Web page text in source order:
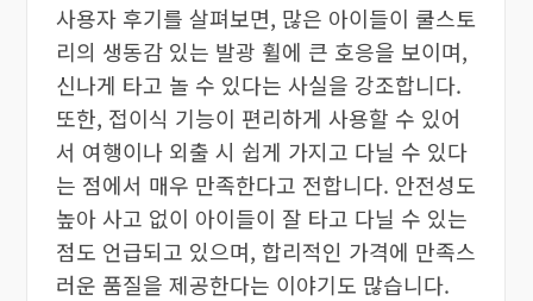
사용자 후기를 살펴보면, 많은 아이들이 쿨스토
리의 생동감 있는 발광 휠에 큰 호응을 보이며,
신나게 타고 놀 수 있다는 사실을 강조합니다.
또한, 접이식 기능이 편리하게 사용할 수 있어
서 여행이나 외출 시 쉽게 가지고 다닐 수 있다
는 점에서 매우 만족한다고 전합니다. 안전성도
높아 사고 없이 아이들이 잘 타고 다닐 수 있는
점도 언급되고 있으며, 합리적인 가격에 만족스
러운 품질을 제공한다는 이야기도 많습니다.